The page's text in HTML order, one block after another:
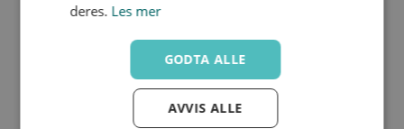
deres. Les mer
GODTA ALLE
AVVIS ALLE